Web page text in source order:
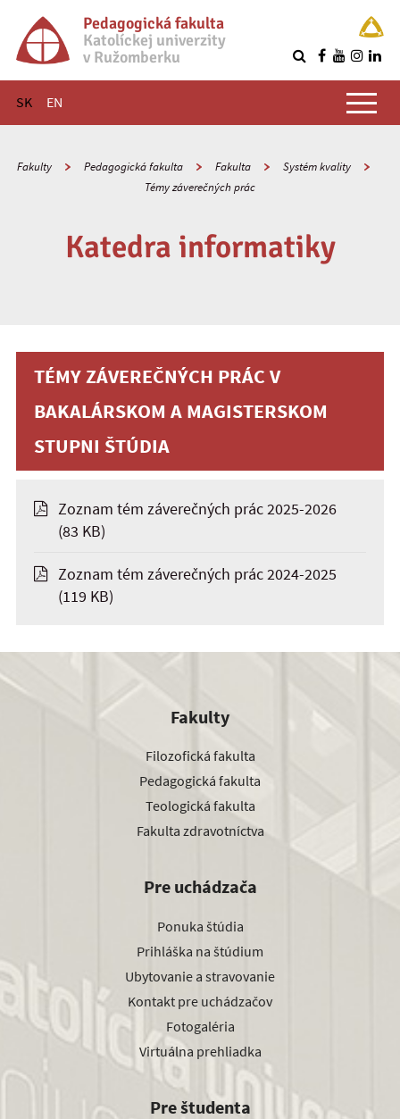
Pedagogická fakulta
Katolíckej univerzity
v Ružomberku
SK EN
Hlavné menu
Fakulty Pedagogická fakulta Fakulta
Systém kvality
Témy záverečných prác
Katedra informatiky
TÉMY ZÁVEREČNÝCH PRÁC V
BAKALÁRSKOM A MAGISTERSKOM
STUPNI ŠTÚDIA
Zoznam tém záverečných prác 2025-2026
(83 KB)
Zoznam tém záverečných prác 2024-2025
(119 KB)
Fakulty
Filozofická fakulta
Pedagogická fakulta
Teologická fakulta
Fakulta zdravotníctva
Pre uchádzača
Ponuka štúdia
Prihláška na štúdium
Ubytovanie a stravovanie
Kontakt pre uchádzačov
Fotogaléria
Virtuálna prehliadka
Pre študenta